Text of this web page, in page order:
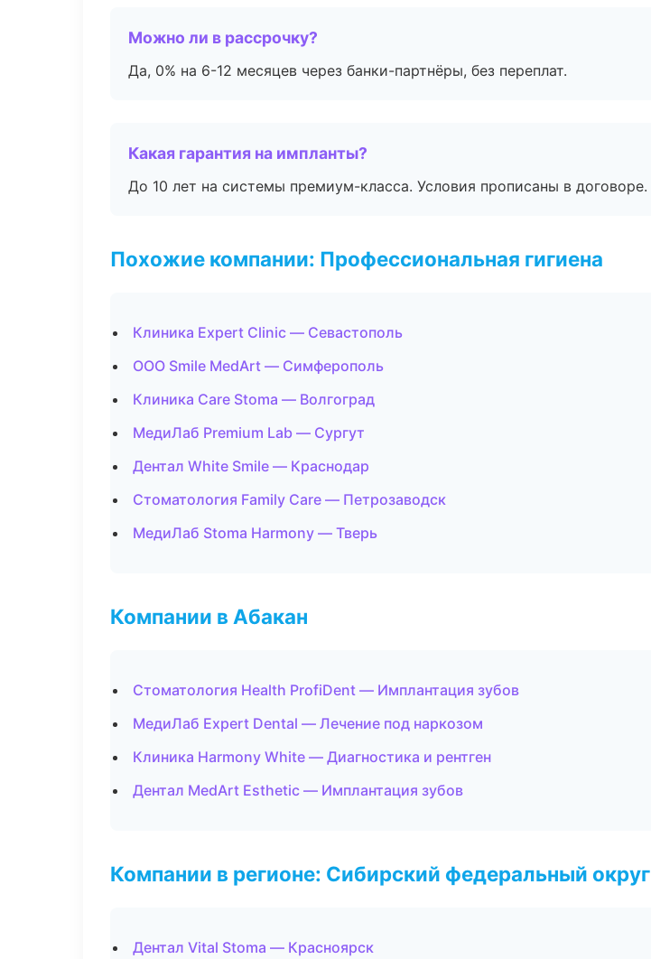
Можно ли в рассрочку?
Да, 0% на 6-12 месяцев через банки-партнёры, без переплат.
Какая гарантия на импланты?
До 10 лет на системы премиум-класса. Условия прописаны в договоре.
Похожие компании: Профессиональная гигиена
Клиника Expert Clinic — Севастополь
ООО Smile MedArt — Симферополь
Клиника Care Stoma — Волгоград
МедиЛаб Premium Lab — Сургут
Дентал White Smile — Краснодар
Стоматология Family Care — Петрозаводск
МедиЛаб Stoma Harmony — Тверь
Компании в Абакан
Стоматология Health ProfiDent — Имплантация зубов
МедиЛаб Expert Dental — Лечение под наркозом
Клиника Harmony White — Диагностика и рентген
Дентал MedArt Esthetic — Имплантация зубов
Компании в регионе: Сибирский федеральный округ
Дентал Vital Stoma — Красноярск